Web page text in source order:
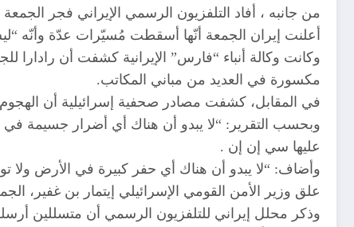
من جانبه ، أفاد التلفزيون الرسمي الإيراني فجر
أعلنت إيران الجمعة أنّها أسقطت مُسيّرات عدّة وأنّه
وكانت وكالة أنباء “فارس” الإيرانية كشفت أن رادارا
مكسورة في العديد من مباني المكاتب.
في المقابل، كشفت مصادر صحفية إسرائيلية أن الهجوم
وبحسب التقرير: “لا يبدو أن هناك أي أضرار جسيمة في
عليها سي إن إن .
وأضاف: “لا يبدو أن هناك أي حفر كبيرة في الأرض
علق وزير الأمن القومي الإسرائيلي إيتمار بن
وذكر محلل إيراني للتلفزيون الرسمي أن متسللين